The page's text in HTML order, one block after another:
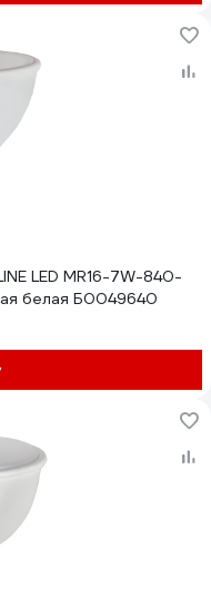
LED MR16-7W-840-
белая Б0049640